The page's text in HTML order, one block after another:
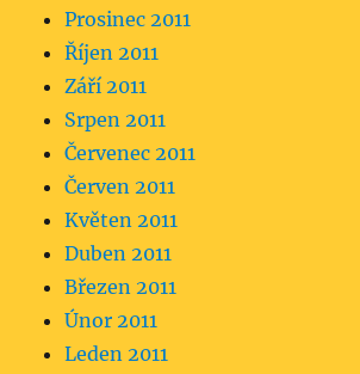
Prosinec 2011
Říjen 2011
Září 2011
Srpen 2011
Červenec 2011
Červen 2011
Květen 2011
Duben 2011
Březen 2011
Únor 2011
Leden 2011